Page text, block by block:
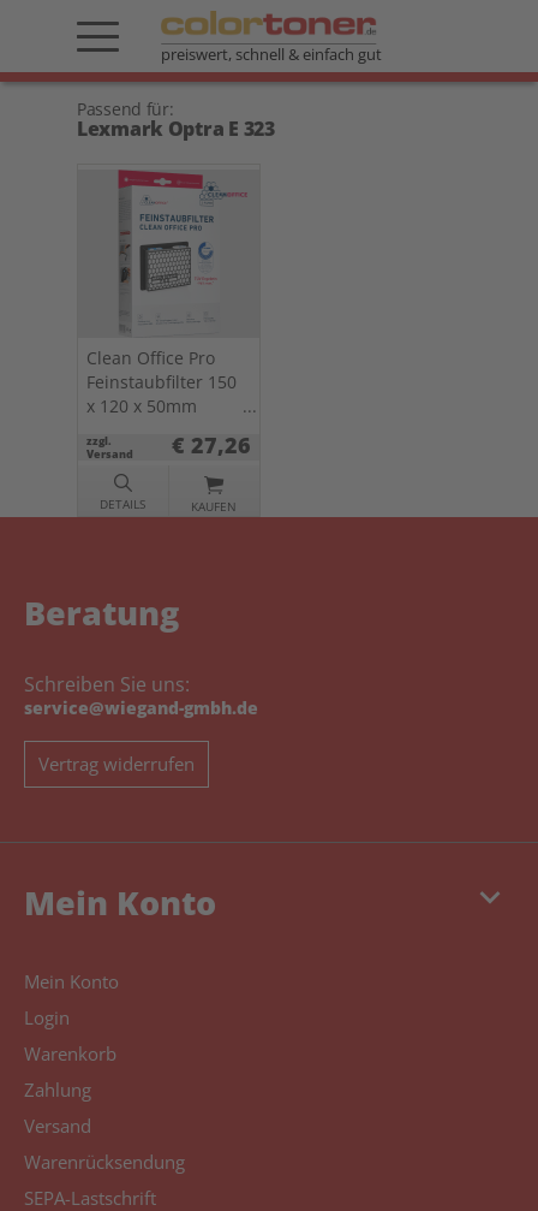
preiswert, schnell & einfach gut
Passend für:
Lexmark Optra E 323
Clean Office Pro
Feinstaubfilter 150
x 120 x 50mm
Drucker u. Kopierer
zzgl.
Versand
€ 27,26
DETAILS KAUFEN
Beratung
Schreiben Sie uns:
service@wiegand-gmbh.de
Vertrag widerrufen
keyboard_arrow_down
Mein Konto
Mein Konto
Login
Warenkorb
Zahlung
Versand
Warenrücksendung
SEPA-Lastschrift